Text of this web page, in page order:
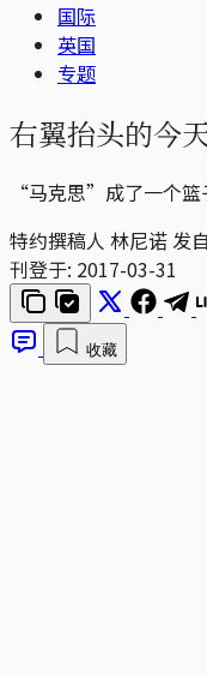
国际
英国
专题
右翼抬头的今
“马克思”成了一个篮
特约撰稿人 林尼诺 发
刊登于: 2017-03-31
收藏